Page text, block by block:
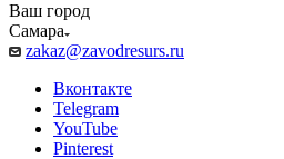
Ваш город
Самара
zakaz@zavodresurs.ru
Вконтакте
Telegram
YouTube
Pinterest